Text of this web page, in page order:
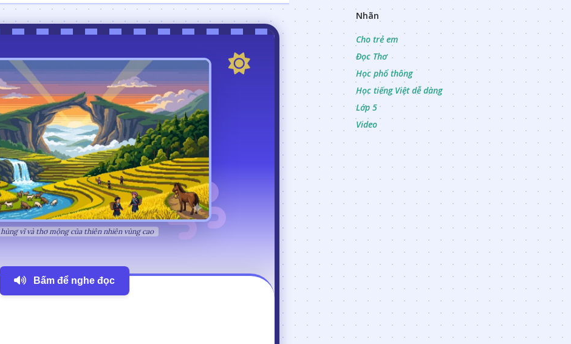
hùng vĩ và thơ mộng của thiên nhiên vùng cao
Bấm để nghe đọc
Nhãn
Cho trẻ em
Đọc Thơ
Học phổ thông
Học tiếng Việt dễ dàng
Lớp 5
Video